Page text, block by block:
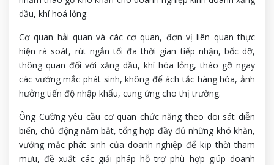
dầu, khí hoá lỏng.
Cơ quan hải quan và các cơ quan, đơn vị liên quan thực
hiện rà soát, rút ngắn tối đa thời gian tiếp nhận, bốc dỡ,
thông quan đối với xăng dầu, khí hóa lỏng, tháo gỡ ngay
các vướng mắc phát sinh, không để ách tắc hàng hóa, ảnh
hưởng tiến độ nhập khẩu, cung ứng cho thị trường.
Ông Cường yêu cầu cơ quan chức năng theo dõi sát diễn
biến, chủ động nắm bắt, tổng hợp đầy đủ những khó khăn,
vướng mắc phát sinh của doanh nghiệp để kịp thời tham
mưu, đề xuất các giải pháp hỗ trợ phù hợp giúp doanh